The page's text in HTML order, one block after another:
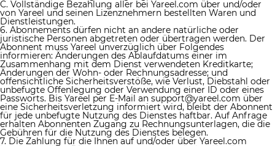
C. Vollständige Bezahlung aller bei Yareel.com über und/oder
von Yareel und seinen Lizenznehmern bestellten Waren und
Dienstleistungen.
6. Abonnements dürfen nicht an andere natürliche oder
juristische Personen abgetreten oder übertragen werden. Der
Abonnent muss Yareel unverzüglich über Folgendes
informieren: Änderungen des Ablaufdatums einer im
Zusammenhang mit dem Dienst verwendeten Kreditkarte;
Änderungen der Wohn- oder Rechnungsadresse; und
offensichtliche Sicherheitsverstöße, wie Verlust, Diebstahl oder
unbefugte Offenlegung oder Verwendung einer ID oder eines
Passworts. Bis Yareel per E-Mail an support@yareel.com über
eine Sicherheitsverletzung informiert wird, bleibt der Abonnent
für jede unbefugte Nutzung des Dienstes haftbar. Auf Anfrage
erhalten Abonnenten Zugang zu Rechnungsunterlagen, die die
Gebühren für die Nutzung des Dienstes belegen.
7. Die Zahlung für die Ihnen auf und/oder über Yareel.com